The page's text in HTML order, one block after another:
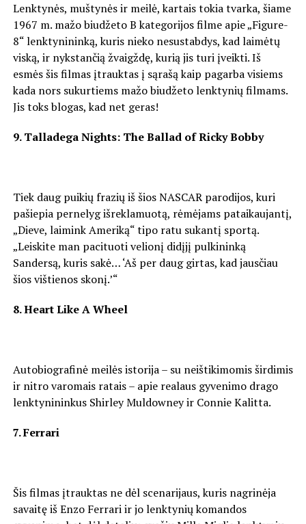
Lenktynės, muštynės ir meilė, kartais tokia tvarka, šiame
1967 m. mažo biudžeto B kategorijos filme apie „Figure-
8“ lenktynininką, kuris nieko nesustabdys, kad laimėtų
viską, ir nykstančią žvaigždę, kurią jis turi įveikti. Iš
esmės šis filmas įtrauktas į sąrašą kaip pagarba visiems
kada nors sukurtiems mažo biudžeto lenktynių filmams.
Jis toks blogas, kad net geras!
9. Talladega Nights: The Ballad of Ricky Bobby
Tiek daug puikių frazių iš šios NASCAR parodijos, kuri
pašiepia pernelyg išreklamuotą, rėmėjams pataikaujantį,
„Dieve, laimink Ameriką“ tipo ratu sukantį sportą.
„Leiskite man pacituoti velionį didįjį pulkininką
Sandersą, kuris sakė… ‘Aš per daug girtas, kad jausčiau
šios vištienos skonį.’“
8. Heart Like A Wheel
Autobiografinė meilės istorija – su neištikimomis širdimis
ir nitro varomais ratais – apie realaus gyvenimo drago
lenktynininkus Shirley Muldowney ir Connie Kalitta.
7. Ferrari
Šis filmas įtrauktas ne dėl scenarijaus, kuris nagrinėja
savaitę iš Enzo Ferrari ir jo lenktynių komandos